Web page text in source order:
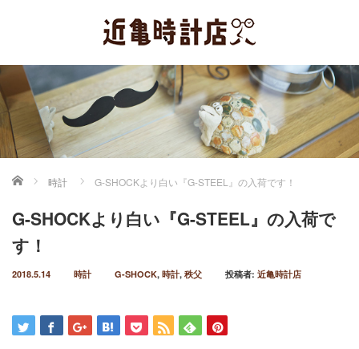
ホーム 時計 G-SHOCKより白い『G-STEEL』の入荷です！
G-SHOCKより白い『G-STEEL』の入荷で
す！
2018.5.14 時計 G-SHOCK, 時計, 秩父 投稿者: 近亀時計店